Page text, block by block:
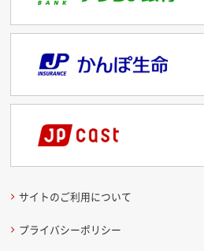
サイトのご利用について
プライバシーポリシー